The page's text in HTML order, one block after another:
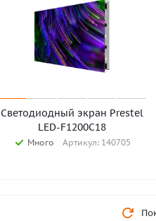
Светодиодный экран Prestel
LED-F1200С18
Много Артикул: 140705